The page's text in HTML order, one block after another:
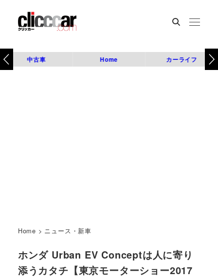
中古車 Home カーライフ
Home > ニュース・新車
ホンダ Urban EV Conceptは人に寄り
添うカタチ【東京モーターショー2017